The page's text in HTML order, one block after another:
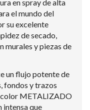
en spray de alta
el mundo del
su excelente
de secado,
murales y piezas de
un flujo potente de
fondos y trazos
METALIZADO
intensa que